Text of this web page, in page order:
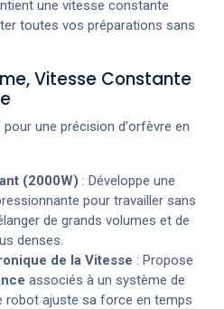
une vitesse constante
toutes vos préparations sans
Vitesse Constante
une précision d'orfèvre en
(2000W) : Développe une
pour travailler sans
de grands volumes et de
denses.
de la Vitesse : Propose
associés à un système de
robot ajuste sa force en temps